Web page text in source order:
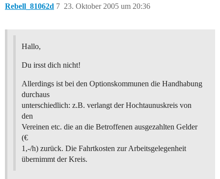
Rebell_81062d 23. Oktober 2005 um 20:36
7
Hallo,
Du irsst dich nicht!
Allerdings ist bei den Optionskommunen die Handhabung
durchaus
unterschiedlich: z.B. verlangt der Hochtaunuskreis von
den
Vereinen etc. die an die Betroffenen ausgezahlten Gelder
(€
1,-/h) zurück. Die Fahrtkosten zur Arbeitsgelegenheit
übernimmt der Kreis.